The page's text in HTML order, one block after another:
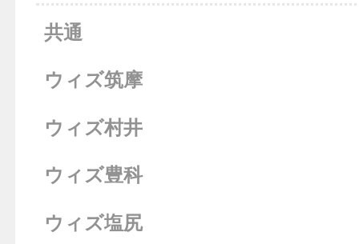
共通
ウィズ筑摩
ウィズ村井
ウィズ豊科
ウィズ塩尻